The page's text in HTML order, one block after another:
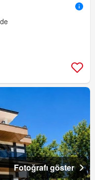
Fotoğrafı göster